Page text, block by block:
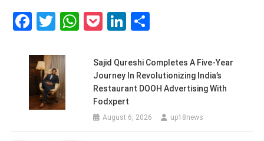
Facebook
Twitter
WhatsApp
PocketLinkedIn
Sajid Qureshi Completes A Five-Year
Journey In Revolutionizing India’s
Restaurant DOOH Advertising With
Fodxpert
August 6, 2026 up18news